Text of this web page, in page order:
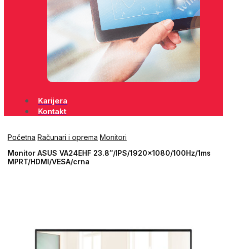
Karijera
Kontakt
Početna Računari i oprema Monitori
Monitor ASUS VA24EHF 23.8″/IPS/1920×1080/100Hz/1ms
MPRT/HDMI/VESA/crna